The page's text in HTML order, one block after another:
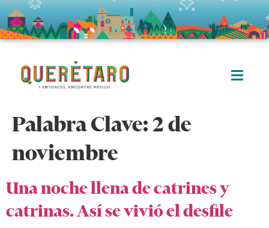
Palabra Clave:2 de
noviembre
Una noche llena de catrines y
catrinas. Así se vivió el desfile